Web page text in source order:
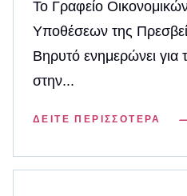
Το Γραφείο
Υποθέσεων της
Βηρυτό ενημερώνει για
στην...
ΔΕΊΤΕ ΠΕΡΙΣΣΌΤΕΡΑ